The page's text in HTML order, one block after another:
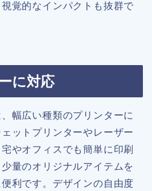
覚的なインパクトも抜群で
に対応
幅広い種類のプリンターに
ットプリンターやレーザー
やオフィスでも簡単に印刷
量のオリジナルアイテムを
利です。デザインの自由度